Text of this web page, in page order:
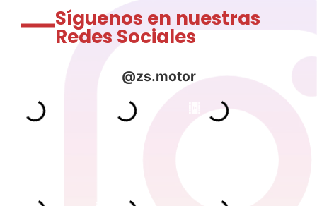
Síguenos en nuestras
Redes Sociales